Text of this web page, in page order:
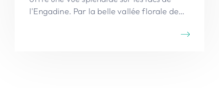
l'Engadine. Par la belle vallée florale de